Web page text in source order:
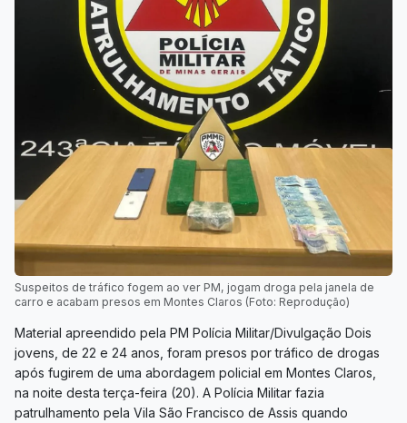
Suspeitos de tráfico fogem ao ver PM, jogam droga pela janela de
carro e acabam presos em Montes Claros (Foto: Reprodução)
Material apreendido pela PM Polícia Militar/Divulgação Dois
jovens, de 22 e 24 anos, foram presos por tráfico de drogas
após fugirem de uma abordagem policial em Montes Claros,
na noite desta terça-feira (20). A Polícia Militar fazia
patrulhamento pela Vila São Francisco de Assis quando